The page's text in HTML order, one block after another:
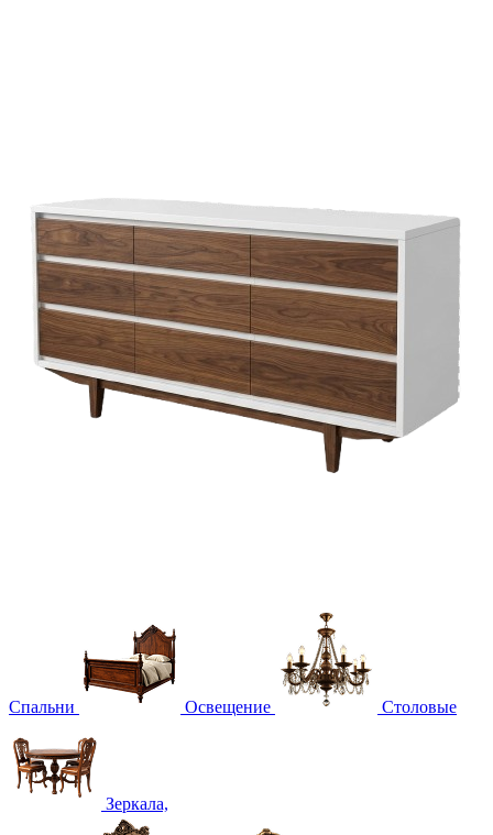
Спальни Освещение Столовые
Зеркала,